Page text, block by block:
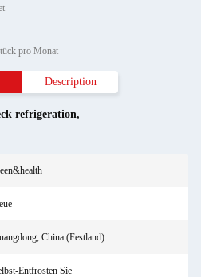
pro Monat
Description
refrigeration,
China (Festland)
Entfrosten Sie